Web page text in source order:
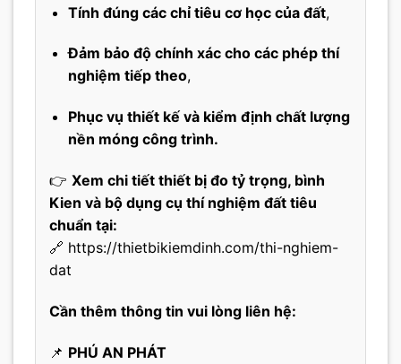
Tính đúng các chỉ tiêu cơ học của đất,
Đảm bảo độ chính xác cho các phép thí
nghiệm tiếp theo,
Phục vụ thiết kế và kiểm định chất lượng
nền móng công trình.
👉 Xem chi tiết thiết bị đo tỷ trọng, bình
Kien và bộ dụng cụ thí nghiệm đất tiêu
chuẩn tại:
🔗 https://thietbikiemdinh.com/thi-nghiem-
dat
Cần thêm thông tin vui lòng liên hệ:
📌 PHÚ AN PHÁT